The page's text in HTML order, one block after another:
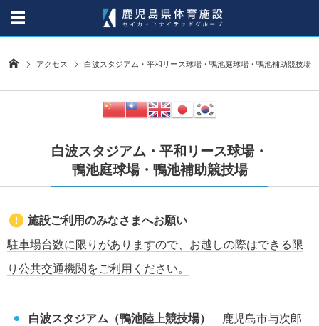
アクセス 白波スタジアム・平和リース球場・鴨池庭球場・鴨池補助競技場
白波スタジアム・平和リース球場・
鴨池庭球場・鴨池補助競技場
施設ご利用のみなさまへお願い
駐車場台数に限りがありますので、お越しの際はできる限
り公共交通機関をご利用ください。
白波スタジアム（鴨池陸上競技場）
鹿児島市与次郎